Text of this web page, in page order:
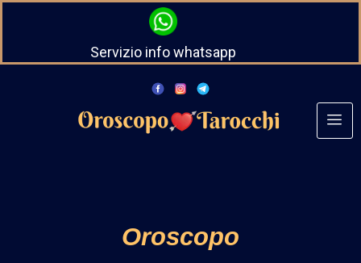
Servizio info whatsapp
Oroscopo